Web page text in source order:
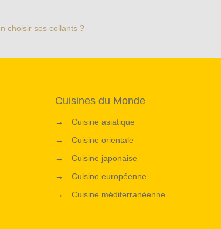
choisir ses collants ?
Cuisines du Monde
→
Cuisine asiatique
→
Cuisine orientale
→
Cuisine japonaise
→
Cuisine européenne
→
Cuisine méditerranéenne